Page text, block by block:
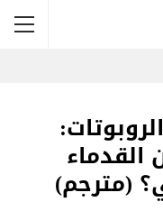
القدماء
(مترجم)